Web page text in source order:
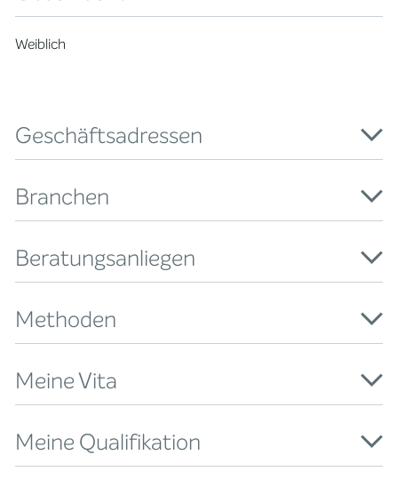
Weiblich
Geschäftsadressen
Branchen
Beratungsanliegen
Methoden
Meine Vita
Meine Qualifikation